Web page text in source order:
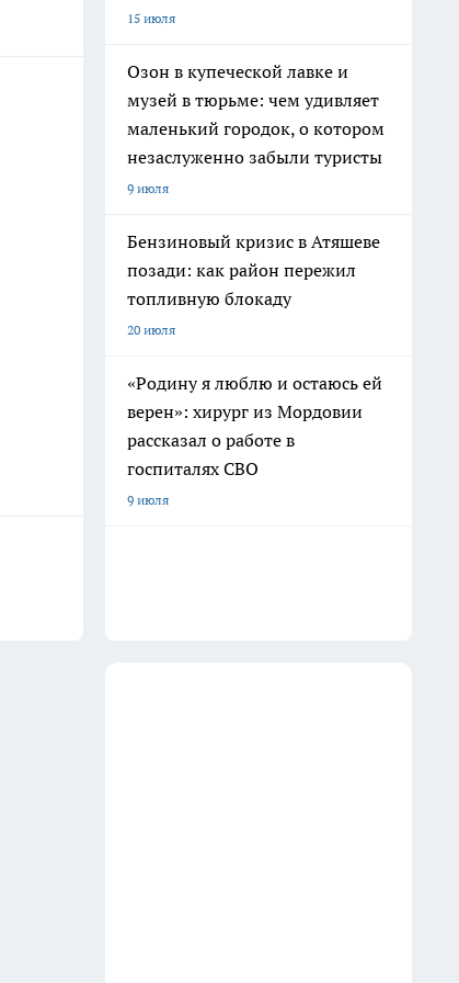
15 июля
Озон в купеческой лавке и
музей в тюрьме: чем удивляет
маленький городок, о котором
незаслуженно забыли туристы
9 июля
Бензиновый кризис в Атяшеве
позади: как район пережил
топливную блокаду
20 июля
«Родину я люблю и остаюсь ей
верен»: хирург из Мордовии
рассказал о работе в
госпиталях СВО
9 июля